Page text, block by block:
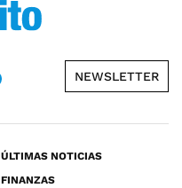
NEWSLETTER
ÚLTIMAS NOTICIAS
FINANZAS